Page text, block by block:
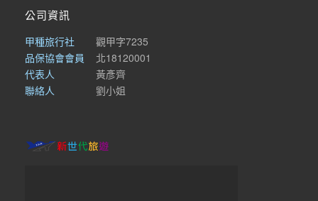
公司資訊
甲種旅行社
觀甲字7235
品保協會會員
北18120001
代表人
黃彥齊
聯絡人
劉小姐